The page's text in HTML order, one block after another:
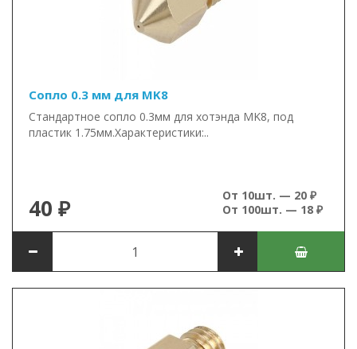
Сопло 0.3 мм для MK8
Стандартное сопло 0.3мм для хотэнда MK8, под
пластик 1.75мм.Характеристики:..
40 ₽
От 10шт. — 20 ₽
От 100шт. — 18 ₽